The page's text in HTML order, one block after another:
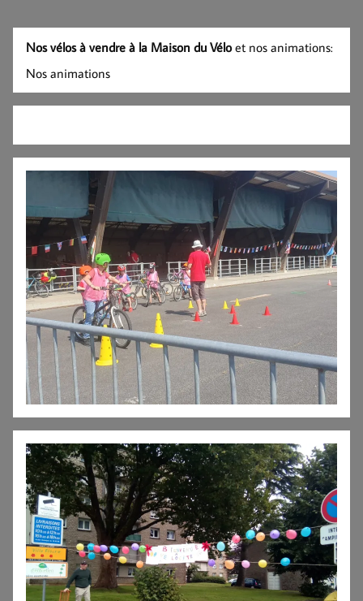
Nos vélos à vendre à la Maison du Véloet nos animations:
Nos animations